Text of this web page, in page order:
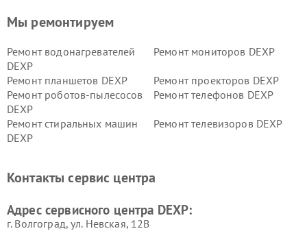
Мы ремонтируем
Ремонт водонагревателей
DEXP
Ремонт мониторов DEXP
Ремонт планшетов DEXP
Ремонт проекторов DEXP
Ремонт роботов-пылесосов
DEXP
Ремонт телефонов DEXP
Ремонт стиральных машин
DEXP
Ремонт телевизоров DEXP
Ремонт серверов DEXP
Ремонт мини пк DEXP
Контакты сервис центра
Адрес сервисного центра DEXP:
г. Волгоград, ул. Невская, 12В